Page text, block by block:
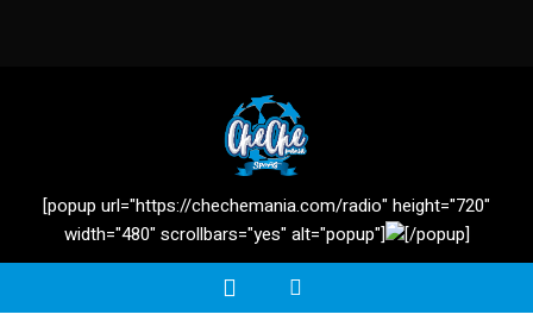
[popup url="https://chechemania.com/radio" height="720"
width="480" scrollbars="yes" alt="popup"]
[/popup]